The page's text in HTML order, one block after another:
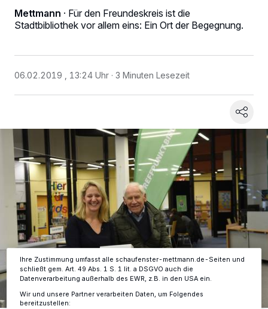
Mettmann · Für den Freundeskreis ist die
Stadtbibliothek vor allem eins: Ein Ort der Begegnung.
06.02.2019 , 13:24 Uhr 3 Minuten Lesezeit
218-Partner speichern und greifen auf
personenbezogene Daten wie Browserdaten oder eindeutige
Kennungen auf Ihrem Gerät zu. Durch Auswahl von OK aktivieren Sie
Tracking-Technologien für die unter „Wir und unsere Partner
verarbeiten Daten, um Ihnen Dienste bereitzustellen“ aufgeführten
Zwecke. Wenn Tracker deaktiviert sind, sind manche Inhalte und
Anzeigen möglicherweise nicht mehr so relevant für Sie. Sie können
dieses Menü jederzeit wieder aufrufen, um Ihre Einstellungen zu
ändern oder Ihre Einwilligung zu widerrufen, indem Sie auf den Link
Einstellungen oder Ablehnen am unteren Rand der Webseite klicken.
Ihre Einstellungen gelten innerhalb unseres Website. Weitere
Informationen finden Sie in unserer Datenschutzerklärung.
Ihre Zustimmung umfasst alle schaufenster-mettmann.de-Seiten und
schließt gem. Art. 49 Abs. 1 S. 1 lit. a DSGVO auch die
Datenverarbeitung außerhalb des EWR, z.B. in den USA ein.
Wir und unsere Partner verarbeiten Daten, um Folgendes
bereitzustellen: